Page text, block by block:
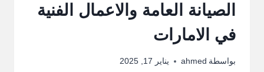
الصيانة العامة والاعمال الفنية
في الامارات
بواسطة ahmed يناير 17, 2025